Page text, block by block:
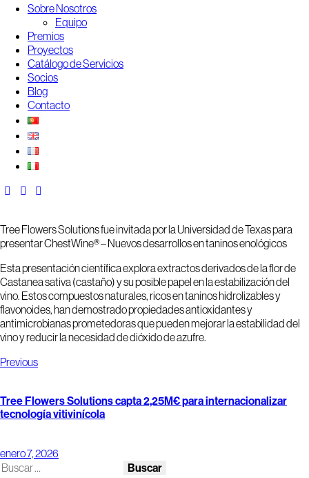
Sobre Nosotros
Equipo
Premios
Proyectos
Catálogo de Servicios
Socios
Blog
Contacto
Tree Flowers Solutions fue invitada por la Universidad de Texas para
presentar ChestWine® – Nuevos desarrollos en taninos enológicos
Esta presentación científica explora extractos derivados de la flor de
Castanea sativa (castaño) y su posible papel en la estabilización del
vino. Estos compuestos naturales, ricos en taninos hidrolizables y
flavonoides, han demostrado propiedades antioxidantes y
antimicrobianas prometedoras que pueden mejorar la estabilidad del
vino y reducir la necesidad de dióxido de azufre.
Previous
Tree Flowers Solutions capta 2,25M€ para internacionalizar
tecnología vitivinícola
enero 7, 2026